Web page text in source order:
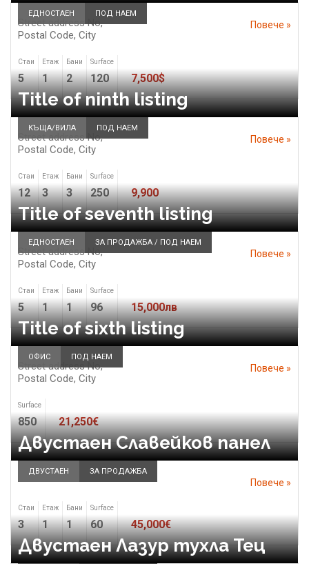
ЕДНОСТАЕН ПОД НАЕМ
Street address No,
Postal Code, City
Повече »
Стаи
5
Етаж
1
Бани
2
Surface
120 7,500$
КЪЩА/ВИЛА ПОД НАЕМ
Title of ninth listing
Street address No,
Postal Code, City
Повече »
Стаи
12
Етаж
3
Бани
3
Surface
250 9,900
ЕДНОСТАЕН ЗА ПРОДАЖБА / ПОД НАЕМ
Title of seventh listing
Street address No,
Postal Code, City
Повече »
Стаи
5
Етаж
1
Бани
1
Surface
96 15,000лв
ОФИС ПОД НАЕМ
Title of sixth listing
Street address No,
Postal Code, City
Повече »
Surface
850 21,250€
ДВУСТАЕН ЗА ПРОДАЖБА
Двустаен Славейков панел
Повече »
Стаи
3
Етаж
1
Бани
1
Surface
60 45,000€
Двустаен Лазур тухла Тец